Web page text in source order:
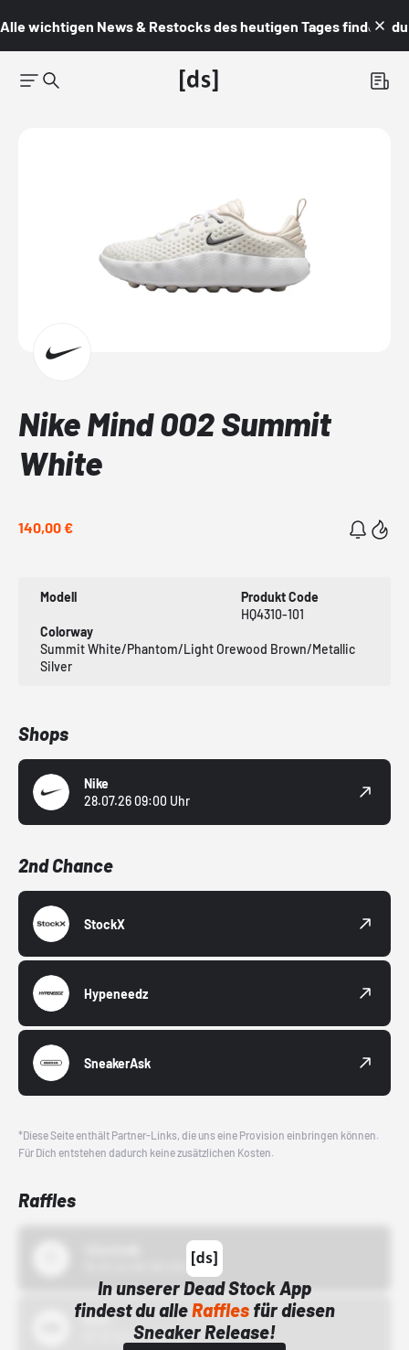
Alle wichtigen News & Restocks des heutigen Tages findest du
Nike Mind 002 Summit
White
140,00 €
Modell
Produkt Code
HQ4310-101
Colorway
Summit White/Phantom/Light Orewood Brown/Metallic
Silver
Shops
Nike
28.07.26 09:00 Uhr
2nd Chance
StockX
Hypeneedz
SneakerAsk
*Diese Seite enthält Partner-Links, die uns eine Provision einbringen können.
Für Dich entstehen dadurch keine zusätzlichen Kosten.
Raffles
In unserer Dead Stock App
findest du alleRafflesfür diesen
Sneaker Release!
Bstn
01.10.22 00:00 Uhr